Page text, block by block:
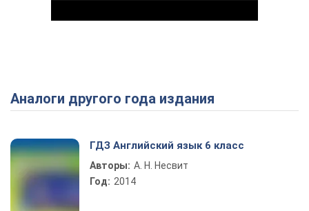
Play Video
Аналоги другого года издания
ГДЗ Английский язык 6 класс
Авторы: А. Н. Несвит
Год: 2014